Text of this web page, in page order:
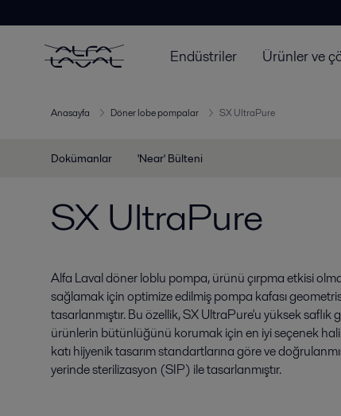
Endüstriler Ürünler ve
Anasayfa Döner lobe pompalar SX UltraPure
Dokümanlar 'Near' Bülteni
SX UltraPure
Alfa Laval döner loblu pompa, ürünü çırpma etkisi
sağlamak için optimize edilmiş pompa kafası
tasarlanmıştır. Bu özellik, SX UltraPure'u yüksek
ürünlerin bütünlüğünü korumak için en iyi seçenek
katı hijyenik tasarım standartlarına göre ve
yerinde sterilizasyon (SIP) ile tasarlanmıştır.